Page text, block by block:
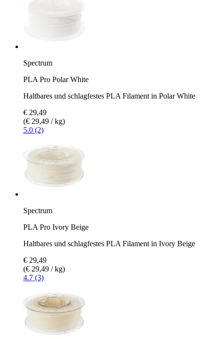
Spectrum
PLA Pro Polar White
Haltbares und schlagfestes PLA Filament in Polar White
€ 29,49
(€ 29,49 / kg)
5.0 (2)
Spectrum
PLA Pro Ivory Beige
Haltbares und schlagfestes PLA Filament in Ivory Beige
€ 29,49
(€ 29,49 / kg)
4.7 (3)